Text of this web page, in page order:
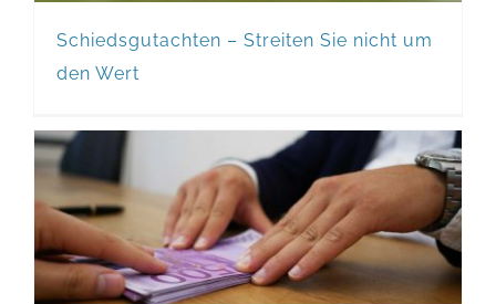
Schiedsgutachten – Streiten Sie nicht um
den Wert
Beleihungswertgutachten für
Finanzierung